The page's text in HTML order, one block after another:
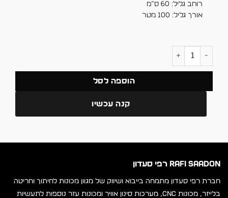
רוחב גליל: 60 ס”מ
אורך גליל: 100 מטר
כמות של גליל שקף DTF מט 2 צדדים 60 ס"מ
הוספה לסל
קנה עכשיו
RAFI SAADON רפי סעדון
חברת רפי סעדון מתמחה בייבוא ושיווק של מגוון מכונות לחיתוך וחריטה
בלייזר, מכונות CNC, מערכות סינון אוויר ומכונות עזר נוספות לתעשיות